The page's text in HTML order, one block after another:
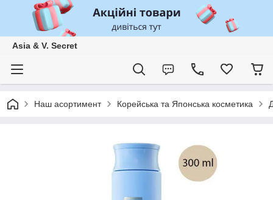
Asia & V. Secret
Наш асортимент Корейська та Японська косметика